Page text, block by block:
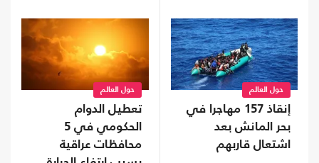
حول العالم
إنقاذ 157 مهاجرا في
بحر المانش بعد
اشتعال قاربهم
حول العالم
تعطيل الدوام
الحكومي في 5
محافظات عراقية